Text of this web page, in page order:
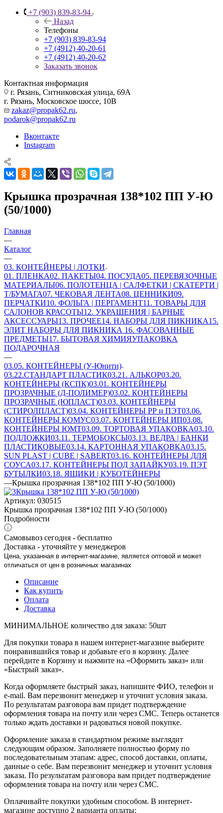
+7 (903) 839-83-94
Назад
Телефоны
+7 (903) 839-83-94
+7 (4912) 40-20-61
+7 (4912) 40-20-62
Заказать звонок
Контактная информация
г. Рязань, Ситниковская улица, 69А
г. Рязань, Московское шоссе, 10В
zakaz@propak62.ru,
podarok@propak62.ru
Вконтакте
Instagram
Крышка прозрачная 138*102 ПП У-Ю
(50/1000)
Главная
—
Каталог
—
03. КОНТЕЙНЕРЫ | ЛОТКИ
01. ПЛЕНКА02. ПАКЕТЫ04. ПОСУДА05. ПЕРЕВЯЗОЧНЫЕ
МАТЕРИАЛЫ06. ПОЛОТЕНЦА | САЛФЕТКИ | СКАТЕРТИ |
Т/БУМАГА07. ЧЕКОВАЯ ЛЕНТА08. ЦЕННИКИ09.
ПЕРЧАТКИ10. ФОЛЬГА | ПЕРГАМЕНТ11. ТОВАРЫ ДЛЯ
САЛОНОВ КРАСОТЫ12. УКРАШЕНИЯ | БАРНЫЕ
АКСЕССУАРЫ13. ПРОЧЕЕ14. НАБОРЫ ДЛЯ ПИКНИКА15.
ЭЛИТ НАБОРЫ ДЛЯ ПИКНИКА 16. ФАСОВАННЫЕ
ПРЕДМЕТЫ17. БЫТОВАЯ ХИМИЯУПАКОВКА
ПОДАРОЧНАЯ
—
03.05. КОНТЕЙНЕРЫ (У-Юнити)
03.22.СТАНДАРТ ПЛАСТИК03.21. АЛЬКОР03.20.
КОНТЕЙНЕРЫ (КСПК)03.01. КОНТЕЙНЕРЫ
ПРОЗРАЧНЫЕ (Д-ПОЛИМЕР)03.02. КОНТЕЙНЕРЫ
ПРОЗРАЧНЫЕ (ЮПЛАСТ)03.03. КОНТЕЙНЕРЫ
(СТИРОЛПЛАСТ)03.04. КОНТЕЙНЕРЫ РР и ПЭТ03.06.
КОНТЕЙНЕРЫ КОМУС03.07. КОНТЕЙНЕРЫ ИП03.08.
КОНТЕЙНЕРЫ ЮМТ03.09. ТОРТОВАЯ УПАКОВКА03.10.
ПОДЛОЖКИ03.11. ТЕРМОБОКСЫ03.13. ВЕДРА | БАНКИ
ПЛАСТИКОВЫЕ03.14. КАРТОННАЯ УПАКОВКА03.15.
SUN PLAST | CUBE | SABERT03.16. КОНТЕЙНЕРЫ ДЛЯ
СОУСА03.17. КОНТЕЙНЕРЫ ПОД ЗАПАЙКУ03.19. ПЭТ
БУТЫЛКИ03.18. ЯЩИКИ | КУБОТЕЙНЕРЫ
—Крышка прозрачная 138*102 ПП У-Ю (50/1000)
Артикул: 030515
Крышка прозрачная 138*102 ПП У-Ю (50/1000)
Подробности
Самовывоз сегодня - бесплатно
Доставка - уточняйте у менеджеров
Цена, указанная в интернет-магазине, является оптовой и может
отличаться от цен в розничных магазинах
Описание
Как купить
Оплата
Доставка
МИНИМАЛЬНОЕ количество для заказа: 50шт
Для покупки товара в нашем интернет-магазине выберите
понравившийся товар и добавьте его в корзину. Далее
перейдите в Корзину и нажмите на «Оформить заказ» или
«Быстрый заказ».
Когда оформляете быстрый заказ, напишите ФИО, телефон и
e-mail. Вам перезвонит менеджер и уточнит условия заказа.
По результатам разговора вам придет подтверждение
оформления товара на почту или через СМС. Теперь останется
только ждать доставки и радоваться новой покупке.
Оформление заказа в стандартном режиме выглядит
следующим образом. Заполняете полностью форму по
последовательным этапам: адрес, способ доставки, оплаты,
данные о себе. Вам перезвонит менеджер и уточнит условия
заказа. По результатам разговора вам придет подтверждение
оформления товара на почту или через СМС.
Оплачивайте покупки удобным способом. В интернет-
магазине доступно 2 варианта оплаты: